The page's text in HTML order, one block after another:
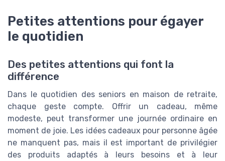
Petites attentions pour égayer
le quotidien
Des petites attentions qui font la
différence
Dans le quotidien des seniors en maison de retraite,
chaque geste compte. Offrir un cadeau, même
modeste, peut transformer une journée ordinaire en
moment de joie. Les idées cadeaux pour personne âgée
ne manquent pas, mais il est important de privilégier
des produits adaptés à leurs besoins et à leur